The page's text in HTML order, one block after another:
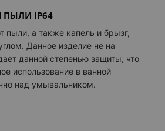
IP64
пыли, а также капель и брызг,
Данное изделие не на
данной степенью защиты, что
использование в ванной
над умывальником.